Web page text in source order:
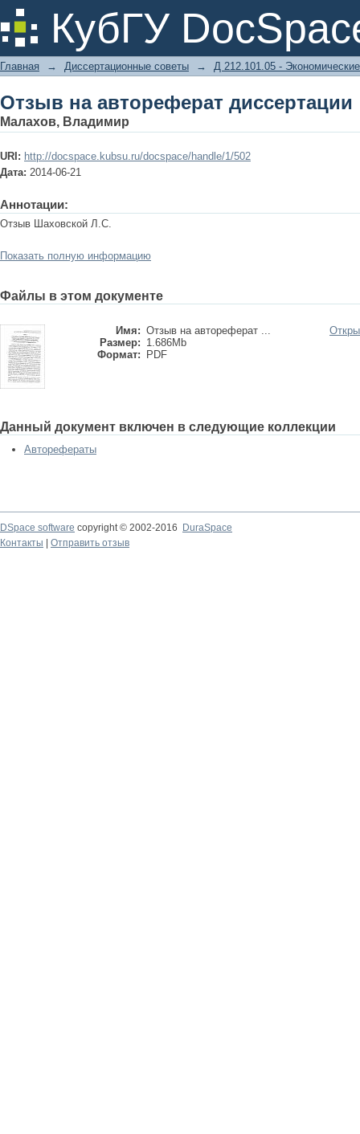
КубГУ
Отзыв на автореферат диссертации
Главная → Диссертационные советы → Д 212.101.05 -
Отзыв на автореферат диссертации
Малахов, Владимир
URI: http://docspace.kubsu.ru/docspace/handle/1/502
Дата: 2014-06-21
Аннотации:
Отзыв Шаховской Л.С.
Показать полную информацию
Файлы в этом документе
Имя: Отзыв на автореферат ...
Размер: 1.686Mb
Формат:
PDF
Данный документ включен в следующие коллекции
Авторефераты
DSpace software copyright © 2002-2016
DuraSpace
Контакты
Отправить отзыв